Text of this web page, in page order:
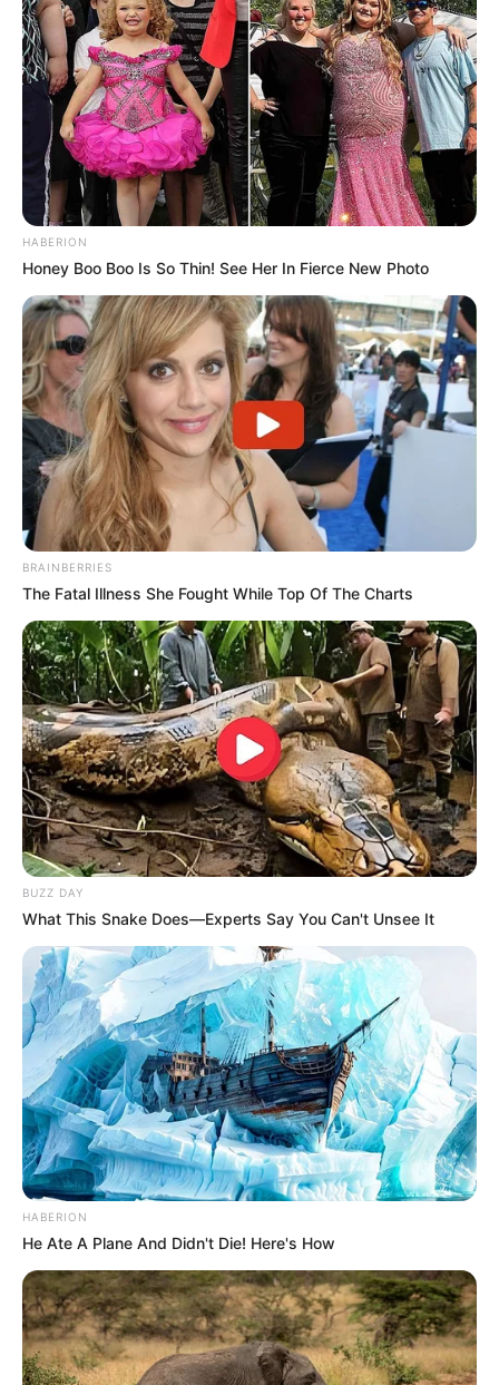
HABERION
Honey Boo Boo Is So Thin! See Her In Fierce New Photo
BRAINBERRIES
The Fatal Illness She Fought While Top Of The Charts
BUZZ DAY
What This Snake Does—Experts Say You Can't Unsee It
HABERION
He Ate A Plane And Didn't Die! Here's How